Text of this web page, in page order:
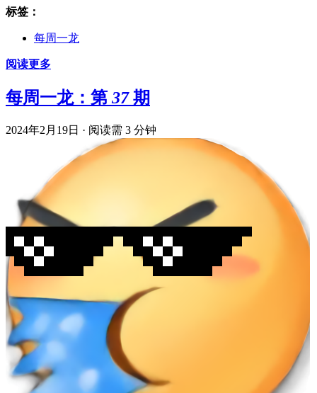
标签：
每周一龙
阅读更多
每周一龙：第 37 期
2024年2月19日 · 阅读需 3 分钟